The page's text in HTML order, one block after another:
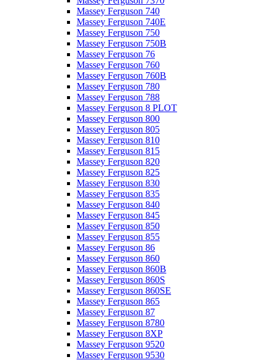
Massey Ferguson 740
Massey Ferguson 740E
Massey Ferguson 750
Massey Ferguson 750B
Massey Ferguson 76
Massey Ferguson 760
Massey Ferguson 760B
Massey Ferguson 780
Massey Ferguson 788
Massey Ferguson 8 PLOT
Massey Ferguson 800
Massey Ferguson 805
Massey Ferguson 810
Massey Ferguson 815
Massey Ferguson 820
Massey Ferguson 825
Massey Ferguson 830
Massey Ferguson 835
Massey Ferguson 840
Massey Ferguson 845
Massey Ferguson 850
Massey Ferguson 855
Massey Ferguson 86
Massey Ferguson 860
Massey Ferguson 860B
Massey Ferguson 860S
Massey Ferguson 860SE
Massey Ferguson 865
Massey Ferguson 87
Massey Ferguson 8780
Massey Ferguson 8XP
Massey Ferguson 9520
Massey Ferguson 9530